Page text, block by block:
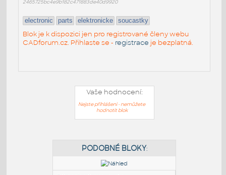
2465725bc4e9b182c471883de40d9920
electronic parts elektronicke soucastky
Blok je k dispozici jen pro registrované členy webu
CADforum.cz. Přihlaste se - registrace je bezplatná.
Vaše hodnocení:
Nejste přihlášeni - nemůžete
hodnotit blok